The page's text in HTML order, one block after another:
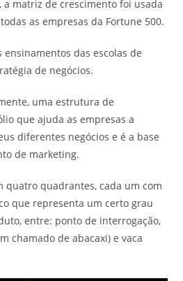
a matriz de crescimento foi usada
as empresas da Fortune 500.
das escolas de
de negócios.
uma estrutura de
que ajuda as empresas a
diferentes negócios e é a base
de marketing.
quatro quadrantes, cada um com
que representa um certo grau
entre: ponto de interrogação,
chamado de abacaxi) e vaca